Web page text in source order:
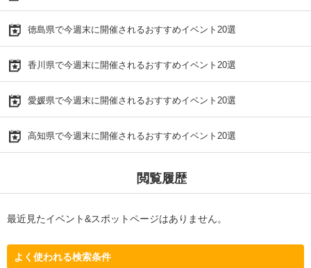
徳島県で今週末に開催されるおすすめイベント20選
香川県で今週末に開催されるおすすめイベント20選
愛媛県で今週末に開催されるおすすめイベント20選
高知県で今週末に開催されるおすすめイベント20選
閲覧履歴
最近見たイベント&スポットページはありません。
よく使われる検索条件